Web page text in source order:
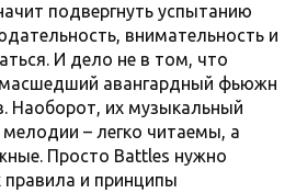
подвергнуть успытанию
внимательность и
И дело не в том, что
авангардный фьюжн
Наоборот, их музыкальный
– легко читаемы, а
Просто Battles нужно
и принципы